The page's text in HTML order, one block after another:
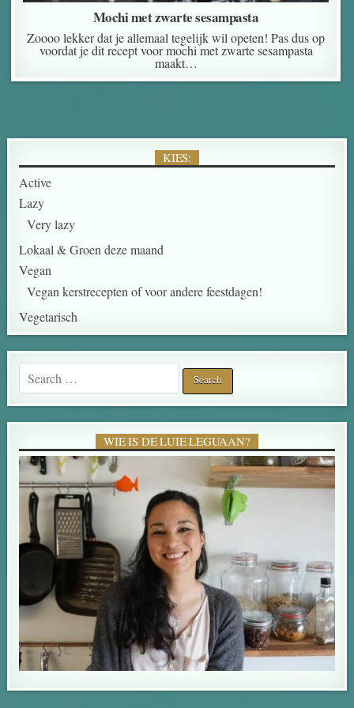
Mochi met zwarte sesampasta
Zoooo lekker dat je allemaal tegelijk wil opeten! Pas dus op
voordat je dit recept voor mochi met zwarte sesampasta
maakt…
KIES:
Active
Lazy
Very lazy
Lokaal & Groen deze maand
Vegan
Vegan kerstrecepten of voor andere feestdagen!
Vegetarisch
Search for:
WIE IS DE LUIE LEGUAAN?